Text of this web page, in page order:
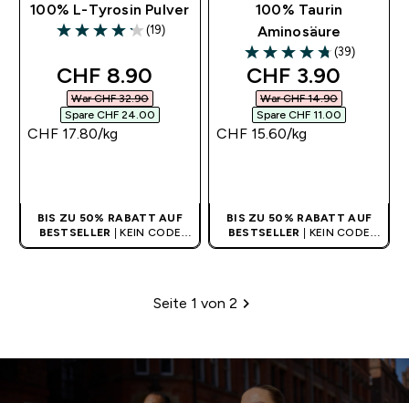
100% L-Tyrosin Pulver
4.16 out of 5 stars
(19)
discounted price
CHF 8.90‎
War CHF 32.90‎
Spare CHF 24.00‎
CHF 17.80‎/kg
BIS ZU 50% RABATT AUF
BESTSELLER | KEIN CODE
BENÖTIGT
100% Taurin
Aminosäure
4.74 out of 5 stars
(39)
discounted
CHF 3.90‎
War CHF 14.90‎
Spare CHF 11.00‎
CHF 15.60‎/kg
BIS ZU 50% RABATT AUF
BESTSELLER | KEIN CODE
BENÖTIGT
Paginierung
Seite 1 von 2